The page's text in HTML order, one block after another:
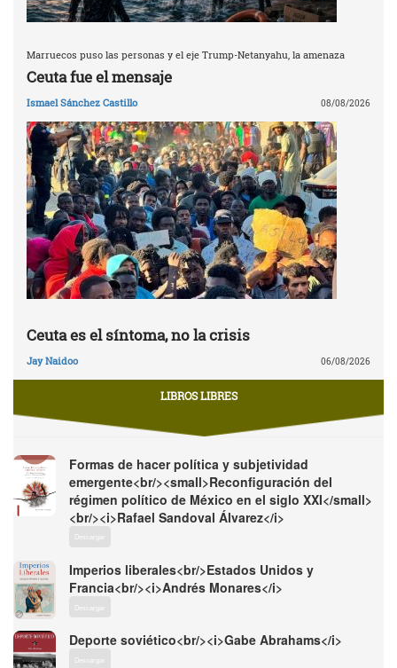
Marruecos puso las personas y el eje Trump-Netanyahu, la amenaza
Ceuta fue el mensaje
Ismael Sánchez Castillo 08/08/2026
Ceuta es el síntoma, no la crisis
Jay Naidoo 06/08/2026
LIBROS LIBRES
Formas de hacer política y subjetividad
emergente<br/><small>Reconfiguración del
régimen político de México en el siglo XXI</small>
<br/><i>Rafael Sandoval Álvarez</i>
Descargar
Imperios liberales<br/>Estados Unidos y
Francia<br/><i>Andrés Monares</i>
Descargar
Deporte soviético<br/><i>Gabe Abrahams</i>
Descargar